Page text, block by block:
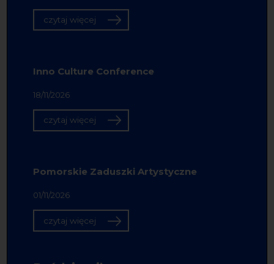
czytaj więcej
Inno Culture Conference
18/11/2026
czytaj więcej
Pomorskie Zaduszki Artystyczne
01/11/2026
czytaj więcej